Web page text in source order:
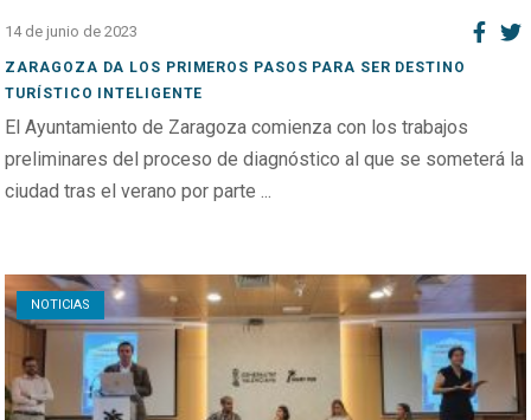
14 de junio de 2023
ZARAGOZA DA LOS PRIMEROS PASOS PARA SER DESTINO
TURÍSTICO INTELIGENTE
El Ayuntamiento de Zaragoza comienza con los trabajos
preliminares del proceso de diagnóstico al que se someterá la
ciudad tras el verano por parte ...
NOTICIAS
Open post